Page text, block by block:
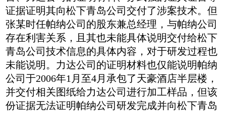
证据证明其向松下青岛公司交付了涉案技术。但
张某时任帕纳公司的股东兼总经理，与帕纳公司
存在利害关系，且其也未能具体说明交付给松下
青岛公司技术信息的具体内容，对于研发过程也
未能说明。力达公司的证明材料也仅能说明帕纳
公司于2006年1月至4月承包了天豪酒店半层楼，
并交付相关图纸给力达公司进行加工样品，但该
份证据无法证明帕纳公司研发完成并向松下青岛